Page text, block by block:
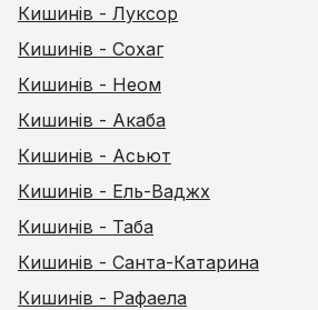
Кишинів - Луксор
Кишинів - Сохаг
Кишинів - Неом
Кишинів - Акаба
Кишинів - Асьют
Кишинів - Ель-Ваджх
Кишинів - Таба
Кишинів - Санта-Катарина
Кишинів - Рафаела